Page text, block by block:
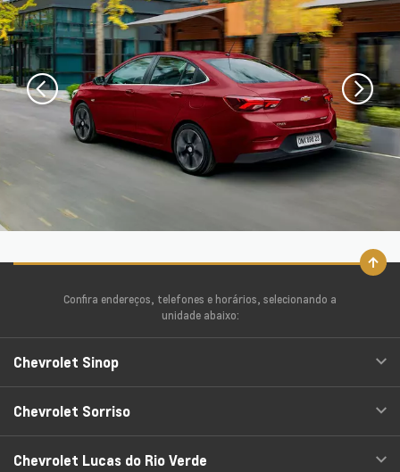
Confira endereços, telefones e horários, selecionando a
unidade abaixo:
Chevrolet Sinop
Chevrolet Sorriso
Chevrolet Lucas do Rio Verde